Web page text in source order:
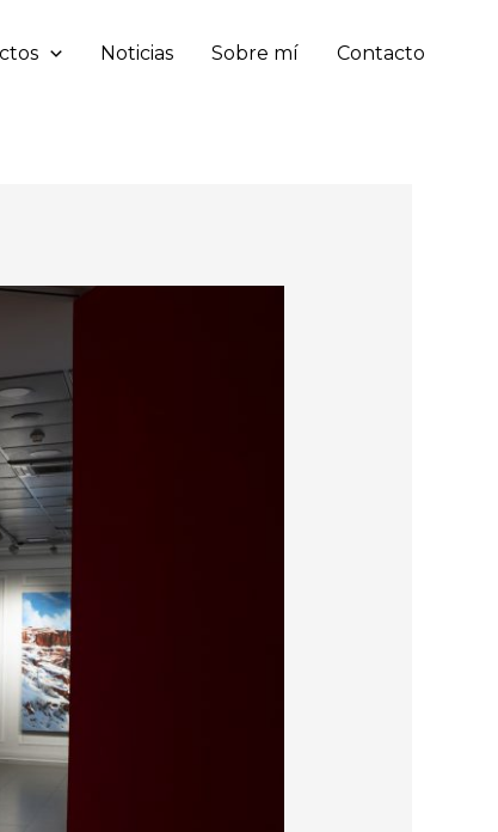
Noticias Sobre mí Contacto